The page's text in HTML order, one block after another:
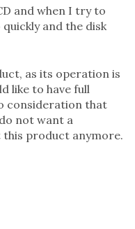
and when I try to
and the disk
as its operation is
like to have full
consideration that
not want a
this product anymore.